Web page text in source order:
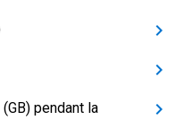
pendant la